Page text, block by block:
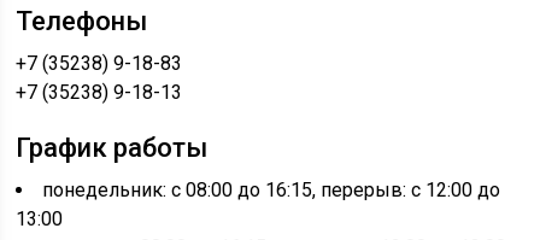
Телефоны
+7 (35238) 9-18-83
+7 (35238) 9-18-13
График работы
понедельник: с 08:00 до 16:15, перерыв: с 12:00 до
13:00